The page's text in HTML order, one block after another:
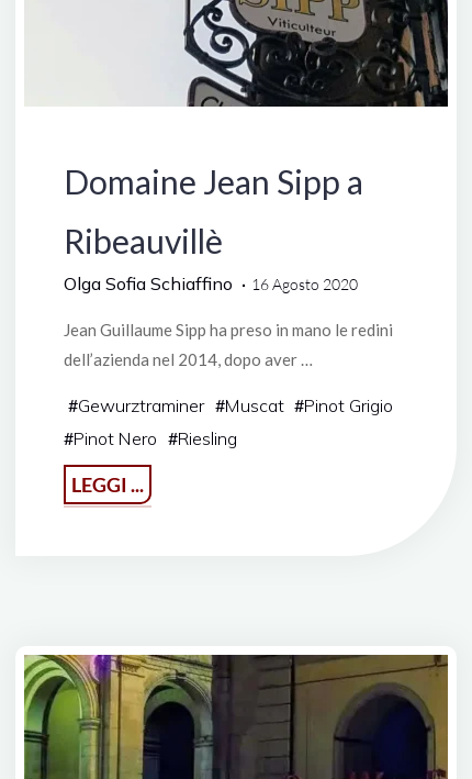
Domaine Jean Sipp a
Ribeauvillè
Olga Sofia Schiaffino 16 Agosto 2020
Jean Guillaume Sipp ha preso in mano le redini
dell’azienda nel 2014, dopo aver …
#Gewurztraminer #Muscat #Pinot Grigio
#Pinot Nero #Riesling
LEGGI ...